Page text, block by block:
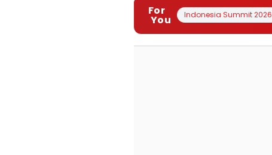
For
You Indonesia Summit 2026